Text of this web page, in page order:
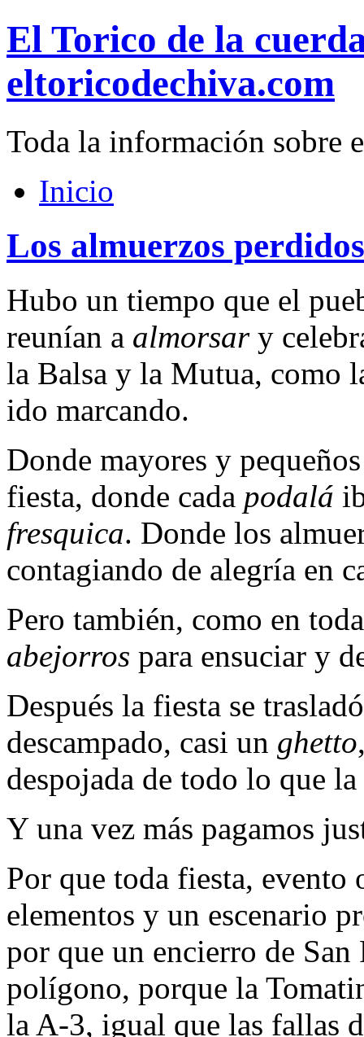
El Torico de la
eltoricodechiva.com
Toda la información sobre
Inicio
Los almuerzos
Hubo un tiempo que el
reunían a almorsary
la Balsa y la Mutua, como
ido marcando.
Donde mayores y
fiesta, donde cada podalá
fresquica. Donde los
contagiando de alegría en
Pero también, como en
abejorros para ensuciar y
Después la fiesta se
descampado, casi un ghetto
despojada de todo lo que
Y una vez más pagamos
Por que toda fiesta, evento
elementos y un escenario
por que un encierro de
polígono, porque la
la A-3, igual que las fallas